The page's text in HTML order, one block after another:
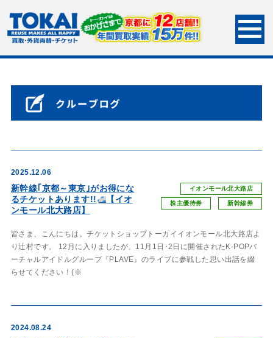
HOME クルーブログ
2025.12.06
イオンモール北大路店
新幹線券
株主優待券
新幹線｢京都～東京｣がお得にな
るチケットあります!!
【イオ
ンモール北大路店】
皆さま、こんにちは。チケットショップトーカイイオンモール北大路店よ
り辻村です。 12月に入りましたが、11月1日･2日に開催されたK-POPバ
ーチャルアイドルグループ『PLAVE』のライブに参戦した思い出話を綴
らせてください！(※
2024.08.24